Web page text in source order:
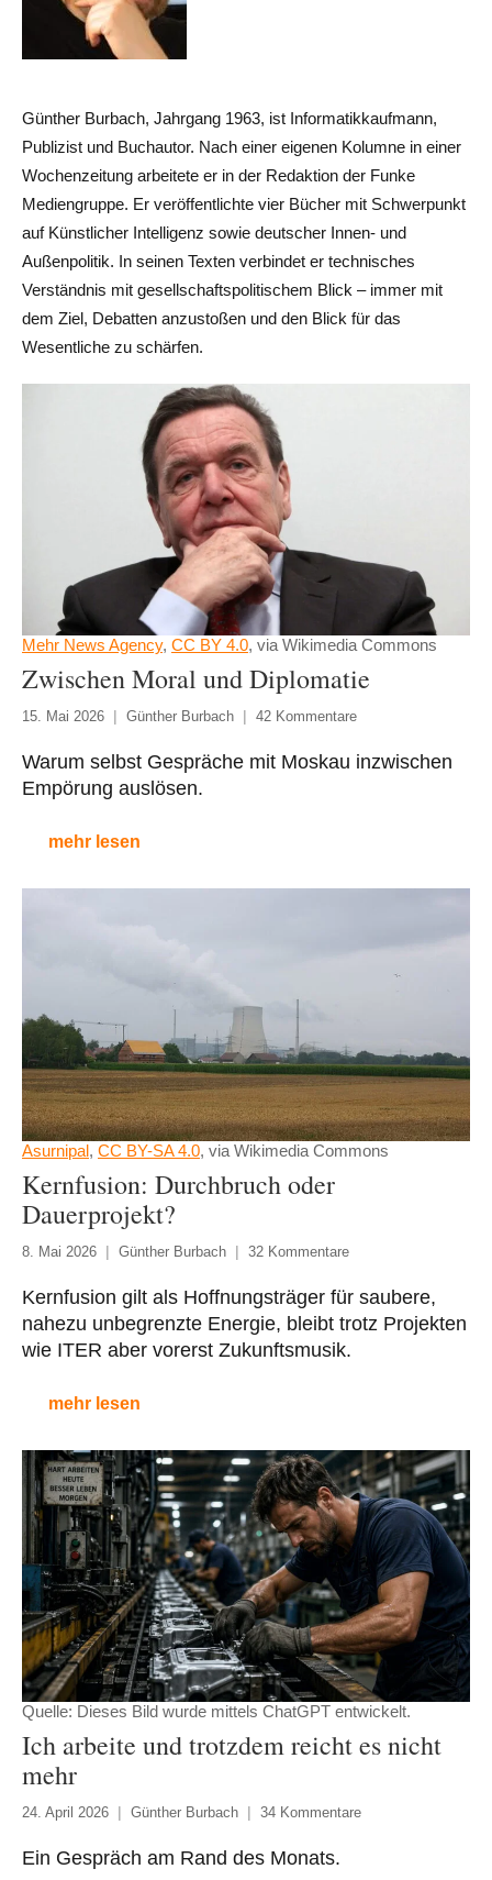
Günther Burbach, Jahrgang 1963, ist Informatikkaufmann,
Publizist und Buchautor. Nach einer eigenen Kolumne in einer
Wochenzeitung arbeitete er in der Redaktion der Funke
Mediengruppe. Er veröffentlichte vier Bücher mit Schwerpunkt
auf Künstlicher Intelligenz sowie deutscher Innen- und
Außenpolitik. In seinen Texten verbindet er technisches
Verständnis mit gesellschaftspolitischem Blick – immer mit
dem Ziel, Debatten anzustoßen und den Blick für das
Wesentliche zu schärfen.
Mehr News Agency, CC BY 4.0, via Wikimedia Commons
Zwischen Moral und Diplomatie
15. Mai 2026 Günther Burbach 42 Kommentare
Warum selbst Gespräche mit Moskau inzwischen
Empörung auslösen.
mehr lesen
Asurnipal, CC BY-SA 4.0, via Wikimedia Commons
Kernfusion: Durchbruch oder
Dauerprojekt?
8. Mai 2026 Günther Burbach 32 Kommentare
Kernfusion gilt als Hoffnungsträger für saubere,
nahezu unbegrenzte Energie, bleibt trotz Projekten
wie ITER aber vorerst Zukunftsmusik.
mehr lesen
Quelle: Dieses Bild wurde mittels ChatGPT entwickelt.
Ich arbeite und trotzdem reicht es nicht
mehr
24. April 2026 Günther Burbach 34 Kommentare
Ein Gespräch am Rand des Monats.